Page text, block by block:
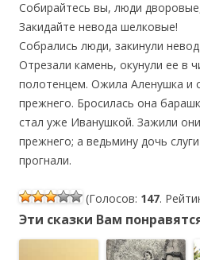
Собирайтесь вы, люди
Закидайте невода шелковые!
Собрались люди, закинули
Отрезали камень, окунули ее в
полотенцем. Ожила Аленушка и
прежнего. Бросилась она
стал уже Иванушкой. Зажили
прежнего; а ведьмину дочь
прогнали.
(Голосов: 147.
Эти сказки Вам